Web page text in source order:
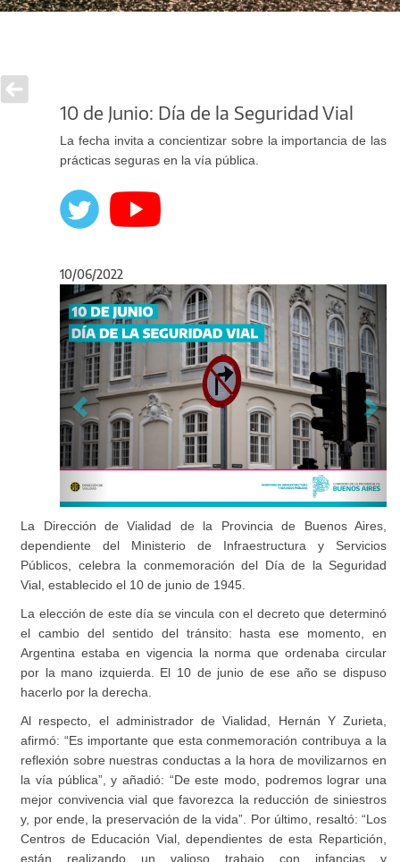
10 de Junio: Día de la Seguridad Vial
La fecha invita a concientizar sobre la importancia de las
prácticas seguras en la vía pública.
10/06/2022
Anterior
La Dirección de Vialidad de la Provincia de Buenos Aires,
dependiente del Ministerio de Infraestructura y Servicios
Públicos, celebra la conmemoración del Día de la Seguridad
Vial, establecido el 10 de junio de 1945.
La elección de este día se vincula con el decreto que determinó
el cambio del sentido del tránsito: hasta ese momento, en
Argentina estaba en vigencia la norma que ordenaba circular
por la mano izquierda. El 10 de junio de ese año se dispuso
hacerlo por la derecha.
Al respecto, el administrador de Vialidad, Hernán Y Zurieta,
afirmó: “Es importante que esta conmemoración contribuya a la
reflexión sobre nuestras conductas a la hora de movilizarnos en
la vía pública”, y añadió: “De este modo, podremos lograr una
mejor convivencia vial que favorezca la reducción de siniestros
y, por ende, la preservación de la vida”. Por último, resaltó: “Los
Centros de Educación Vial, dependientes de esta Repartición,
están realizando un valioso trabajo con infancias y